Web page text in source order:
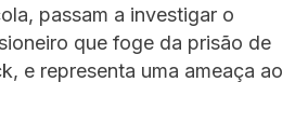
passam a investigar o
que foge da prisão de
e representa uma ameaça ao